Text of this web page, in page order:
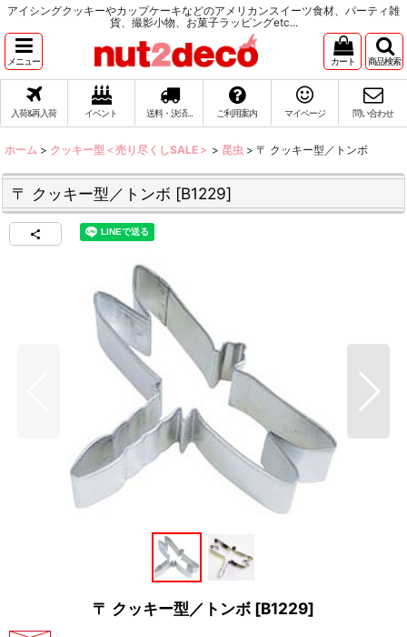
アイシングクッキーやカップケーキなどのアメリカンスイーツ食材、パーティ雑
貨、撮影小物、お菓子ラッピングetc...
メニュー カート 商品検索
入荷&再入荷 イベント 送料・決済... ご利用案内 マイページ 問い合わせ
ホーム > クッキー型＜売り尽くしSALE＞ > 昆虫 > 〒 クッキー型／トンボ
〒 クッキー型／トンボ [B1229]
〒 クッキー型／トンボ [B1229]